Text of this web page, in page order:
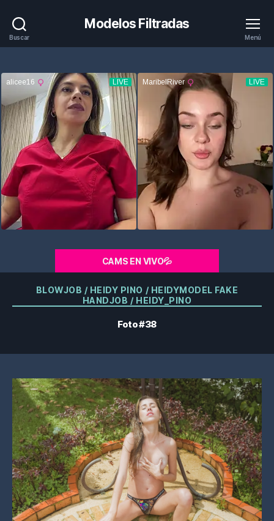
Buscar
Modelos Filtradas
Menú
CAMS EN VIVO💦
Categorías
BLOWJOB / HEIDY PINO / HEIDYMODEL FAKE
HANDJOB / HEIDY_PINO
Foto #38